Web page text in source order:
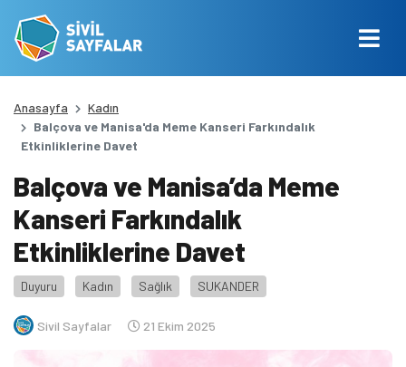
Anasayfa
Kadın
Balçova ve Manisa'da Meme Kanseri Farkındalık
Etkinliklerine Davet
Balçova ve Manisa’da Meme
Kanseri Farkındalık
Etkinliklerine Davet
Duyuru Kadın Sağlık SUKANDER
Sivil Sayfalar 21 Ekim 2025